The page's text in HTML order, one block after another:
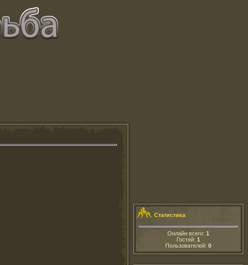
Статистика
Онлайн всего: 1
Гостей: 1
Пользователей: 0